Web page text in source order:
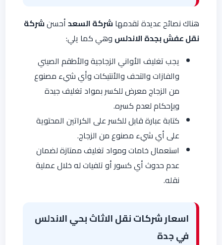
هناك نصائح عديدة تقدمهاشركة السعدأحسنشركة
نقل عفش بجدة الاندلس وهي كما يلي:
يجب تغليف الأواني الزجاجية والأطقم الصيني
والفازات والتحف والأنتيكات وأي شيء مصنوع
من الزجاج معرض للكسر بمواد تغليف جيدة
وبإحكام لعدم كسره.
كتابة عبارة قابل للكسر على الكراتين المحتوية
على أي شيء مصنوع من الزجاج.
استعمال خامات ومواد تغليف ممتازة لضمان
عدم حدوث أي كسور أو تلفيات له خلال عملية
نقله.
اسعار شركات نقل الاثاث بحي الاندلس
في جدة